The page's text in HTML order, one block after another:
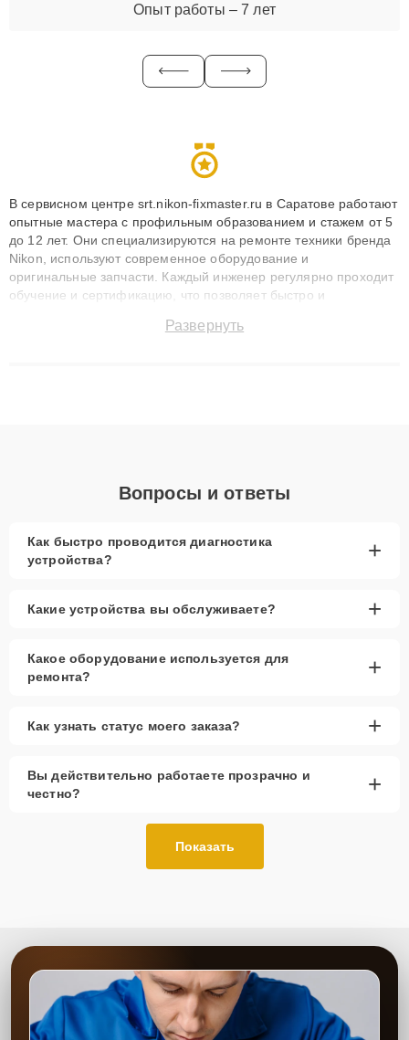
Опыт работы – 7 лет
В сервисном центре srt.nikon-fixmaster.ru в Саратове работают
опытные мастера с профильным образованием и стажем от 5
до 12 лет. Они специализируются на ремонте техники бренда
Nikon, используют современное оборудование и
оригинальные запчасти. Каждый инженер регулярно проходит
обучение и сертификацию, что позволяет быстро и
сохранением гарантии до 3 лет. Наши мастера решают
Развернуть
Вопросы и ответы
Как быстро проводится диагностика
устройства?
+
Какие устройства вы обслуживаете? +
Какое оборудование используется для
ремонта?
+
Как узнать статус моего заказа? +
Вы действительно работаете прозрачно и
честно?
+
Показать